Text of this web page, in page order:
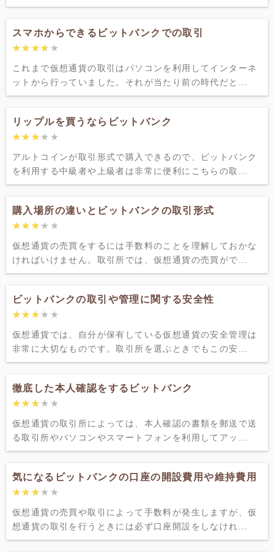
スマホからできるビットバンクでの取引
★★★★★
★★★★★
これまで仮想通貨の取引はパソコンを利用してインターネ
ットから行っていました。それが当たり前の時代だと...
リップルを買うならビットバンク
★★★★★
★★★★★
アルトコインが取引形式で購入できるので、ビットバンク
を利用する中級者や上級者は非常に便利にこちらの取...
購入場所の違いとビットバンクの取引形式
★★★★★
★★★★★
仮想通貨の売買をするには手数料のことを理解しておかな
ければいけません。取引所では、仮想通貨の売買がで...
ビットバンクの取引や管理に関する安全性
★★★★★
★★★★★
仮想通貨では、自分が保有している仮想通貨の安全管理は
非常に大切なものです。取引所を選ぶときでもこの安...
徹底した本人確認をするビットバンク
★★★★★
★★★★★
仮想通貨の取引所によっては、本人確認の書類を郵送で送
る取引所やパソコンやスマートフォンを利用してアッ...
気になるビットバンクの口座の開設費用や維持費用
★★★★★
★★★★★
仮想通貨の売買や取引によって手数料が発生しますが、仮
想通貨の取引を行うときには必ず口座開設をしなけれ...